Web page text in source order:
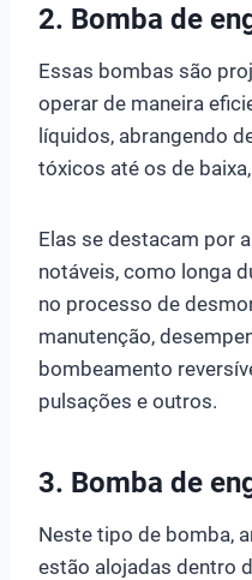
2. Bomba de
Essas bombas são
operar de maneira
líquidos, abrangendo
tóxicos até os de
Elas se destacam por
notáveis, como longa
no processo de
manutenção,
bombeamento
pulsações e outros.
3. Bomba de
Neste tipo de bomba,
estão alojadas dentro